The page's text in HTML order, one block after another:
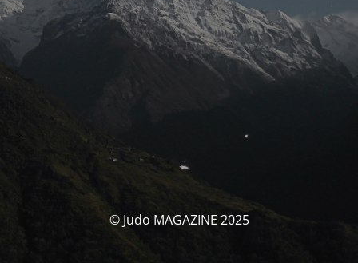
© Judo MAGAZINE 2025